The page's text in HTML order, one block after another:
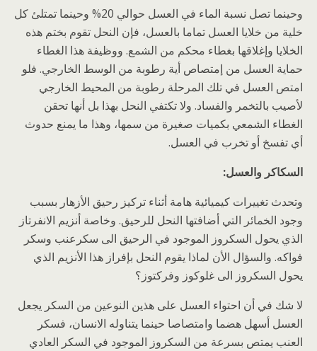
وحينما تصل نسبة الماء في العسل حوالي 20% وحينما تمتلئ كل
خلية من خلايا العسل تماما بالعسل، فإن النحل تقوم بختم هذه
الخلايا وإغلاقها بغطاء محكم من الشمع. ووظيفة هذا الغطاء
حماية العسل من إمتصاص أية رطوبة من الوسط الخارجي. فلو
امتص العسل في تلك المرحلة رطوبة من المحيط الخارجي
لأصيب بالتخمر والفساد. ولا تكتفي النحل بهذا بل أنها تحقن
الغطاء الشمعي بكميات صغيرة من سمها، وهذا ما يمنع حدوث
أي تفسخ أو تخرب في العسل.
السكاكر والعسل:
وتحدث تغييرات كيميائية هامة أثناء تركيز رحيق الأزهار بسبب
وجود الخمائر التي أضافتها النحل للرحيق. وخاصة أنزيم الانفرتاز
الذي يحول السكروز الموجود في الرحيق الى سكرعنب وسكر
فواكه. والسؤال الأن لماذا يقوم النحل بإفراز هذا الأنزيم الذي
يحول السكروز الى غلوكوز وفركتوز؟
لا شك في أن احتواء العسل على هذين النوعين من السكر يجعل
العسل أسهل هضما وامتصاصا حينما يتناوله الانسان، فسكر
العنب يمتص بسرعة من السكروز الموجود في السكر العادي